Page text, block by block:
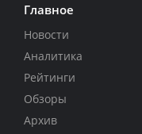
Главное
Новости
Аналитика
Рейтинги
Обзоры
Архив